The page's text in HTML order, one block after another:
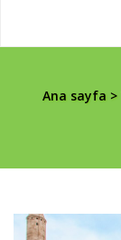
Ana sayfa >